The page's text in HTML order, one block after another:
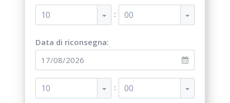
10 : 00
Data di riconsegna:
10 : 00